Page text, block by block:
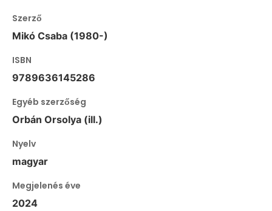
Szerző
Mikó Csaba (1980-)
ISBN
9789636145286
Egyéb szerzőség
Orbán Orsolya (ill.)
Nyelv
magyar
Megjelenés éve
2024